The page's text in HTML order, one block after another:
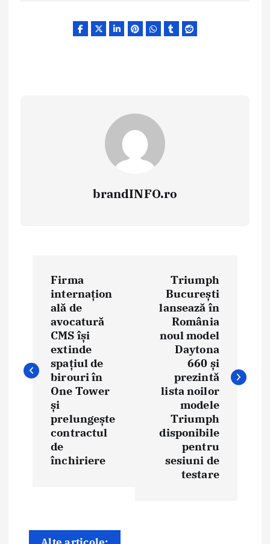
brandINFO.ro
g
a
r
Firma
internațion
ală de
avocatură
CMS își
extinde
spațiul de
birouri în
One Tower
și
prelungește
contractul
de
închiriere
Triumph
București
lansează în
România
noul model
Daytona
660 și
prezintă
lista noilor
modele
Triumph
disponibile
pentru
sesiuni de
testare